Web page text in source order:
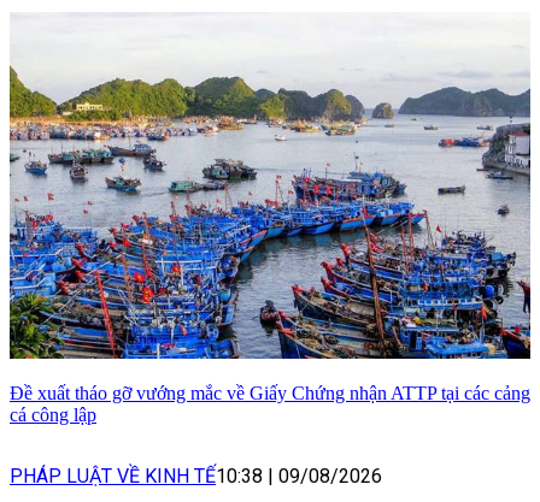
Đề xuất tháo gỡ vướng mắc về Giấy Chứng nhận ATTP tại các cảng
cá công lập
PHÁP LUẬT VỀ KINH TẾ10:38 09/08/2026